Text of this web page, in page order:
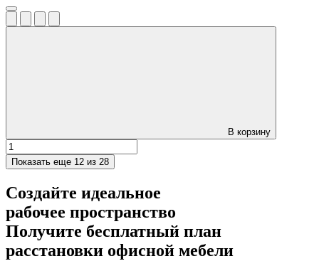
В корзину
Показать еще 12 из 28
Создайте идеальное
рабочее пространство
Получите бесплатный план
расстановки офисной мебели